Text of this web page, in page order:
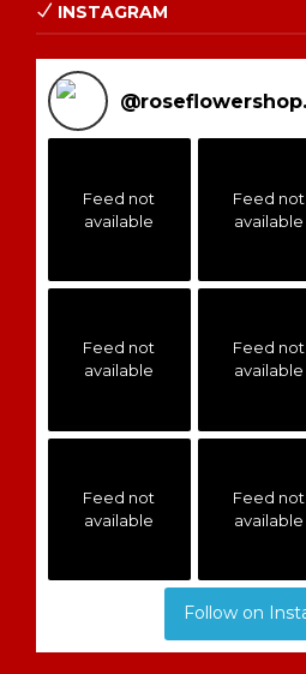
INSTAGRAM
@
Feed not
available
Feed not
available
Feed not
available
Feed not
available
Feed not
available
Feed not
available
Follow on